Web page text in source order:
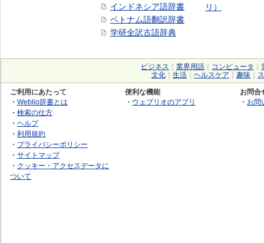
インドネシア語辞書
ベトナム語翻訳辞書
学研全訳古語辞典
リ）
ビジネス 業界用語 コンピュータ
文化
生活 ヘルスケア 趣味
ご利用にあたって
・ Weblio辞書とは
・ 検索の仕方
・ ヘルプ
・ 利用規約
・ プライバシーポリシー
・ サイトマップ
・ クッキー・アクセスデータに
ついて
便利な機能
・ ウェブリオのアプリ
お問合
・ お問